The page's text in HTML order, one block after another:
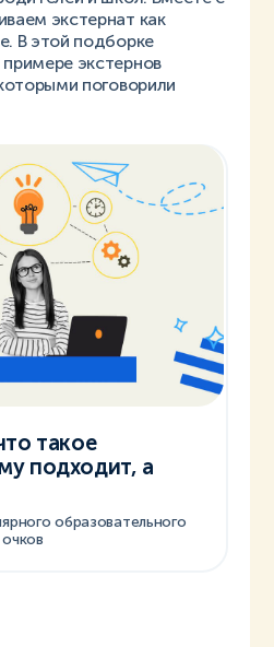
экстернат как
В этой подборке
экстернов
поговорили
такое
подходит, а
образовательного